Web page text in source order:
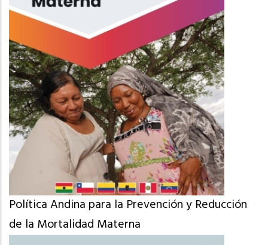
Política Andina para la Prevención y Reducción
de la Mortalidad Materna